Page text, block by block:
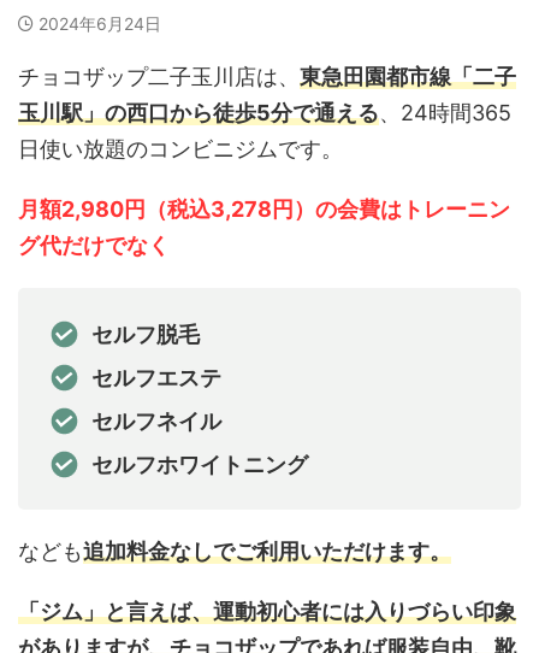
2024年6月24日
チョコザップ二子玉川店は、 東急田園都市線「二子
玉川駅」の西口から徒歩5分で通える、24時間365
日使い放題のコンビニジムです。
月額2,980円（税込3,278円）の会費はトレーニン
グ代だけでなく
セルフ脱毛
セルフエステ
セルフネイル
セルフホワイトニング
なども追加料金なしでご利用いただけます。
「ジム」と言えば、運動初心者には入りづらい印象
がありますが、チョコザップであれば服装自由、靴